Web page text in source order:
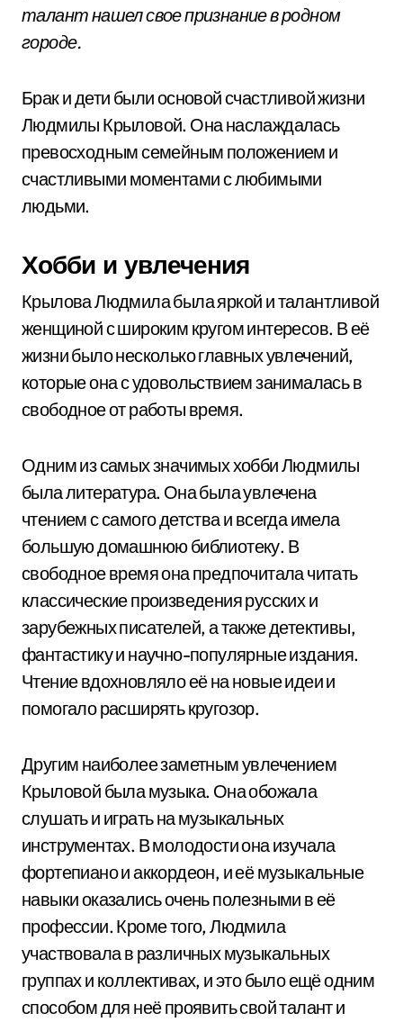
талант нашел свое признание в родном
городе.
Брак и дети были основой счастливой жизни
Людмилы Крыловой. Она наслаждалась
превосходным семейным положением и
счастливыми моментами с любимыми
людьми.
Хобби и увлечения
Крылова Людмила была яркой и талантливой
женщиной с широким кругом интересов. В её
жизни было несколько главных увлечений,
которые она с удовольствием занималась в
свободное от работы время.
Одним из самых значимых хобби Людмилы
была литература. Она была увлечена
чтением с самого детства и всегда имела
большую домашнюю библиотеку. В
свободное время она предпочитала читать
классические произведения русских и
зарубежных писателей, а также детективы,
фантастику и научно-популярные издания.
Чтение вдохновляло её на новые идеи и
помогало расширять кругозор.
Другим наиболее заметным увлечением
Крыловой была музыка. Она обожала
слушать и играть на музыкальных
инструментах. В молодости она изучала
фортепиано и аккордеон, и её музыкальные
навыки оказались очень полезными в её
профессии. Кроме того, Людмила
участвовала в различных музыкальных
группах и коллективах, и это было ещё одним
способом для неё проявить свой талант и